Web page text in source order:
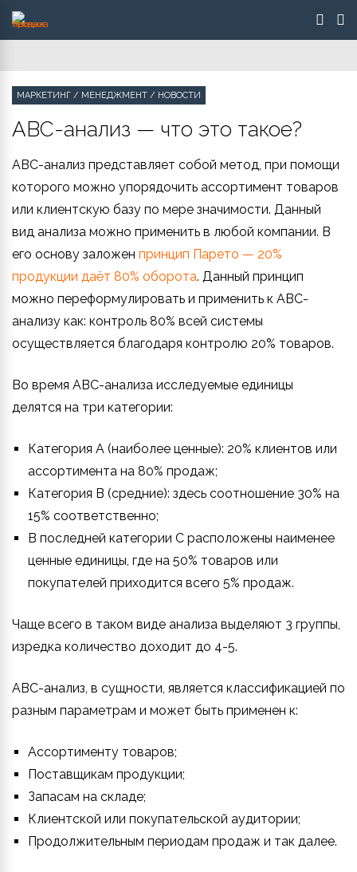
МАРКЕТИНГ / МЕНЕДЖМЕНТ / НОВОСТИ
ABC-анализ — что это такое?
ABC-анализ представляет собой метод, при помощи
которого можно упорядочить ассортимент товаров
или клиентскую базу по мере значимости. Данный
вид анализа можно применить в любой компании. В
его основу заложен принцип Парето — 20%
продукции даёт 80% оборота. Данный принцип
можно переформулировать и применить к ABC-
анализу как: контроль 80% всей системы
осуществляется благодаря контролю 20% товаров.
Во время ABC-анализа исследуемые единицы
делятся на три категории:
Категория A (наиболее ценные): 20% клиентов или
ассортимента на 80% продаж;
Категория B (средние): здесь соотношение 30% на
15% соответственно;
В последней категории C расположены наименее
ценные единицы, где на 50% товаров или
покупателей приходится всего 5% продаж.
Чаще всего в таком виде анализа выделяют 3 группы,
изредка количество доходит до 4-5.
ABC-анализ, в сущности, является классификацией по
разным параметрам и может быть применен к:
Ассортименту товаров;
Поставщикам продукции;
Запасам на складе;
Клиентской или покупательской аудитории;
Продолжительным периодам продаж и так далее.